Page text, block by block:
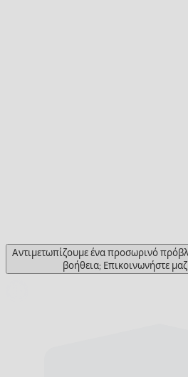
Αντιμετωπίζουμε ένα προσωρινό
βοήθεια; Επικοινωνήστε